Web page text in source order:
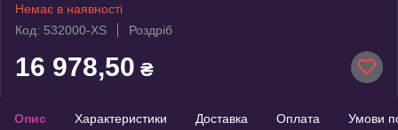
Немає в наявності
Код: 532000-XS
Роздріб
16 978,50 ₴
Опис Характеристики Доставка Оплата Умови